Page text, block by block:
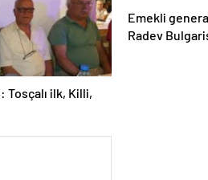
Tosçalı ilk, Killi,
Emekli
Radev